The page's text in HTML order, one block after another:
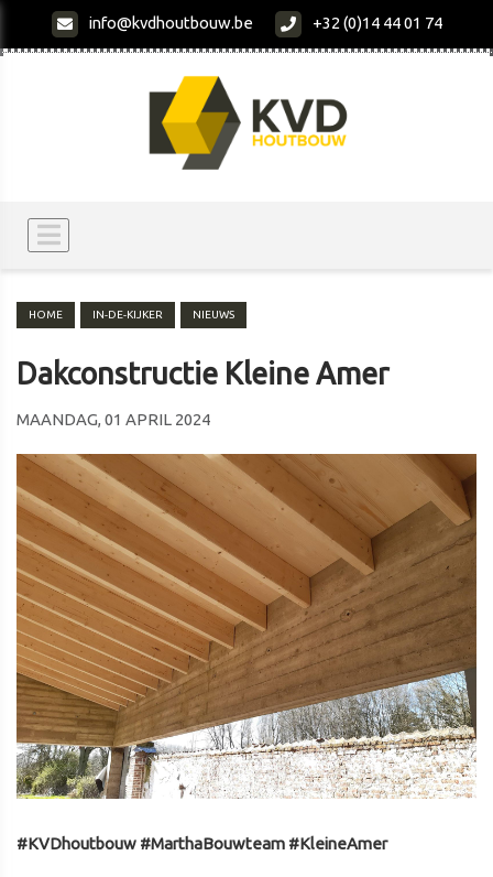
info@kvdhoutbouw.be +32 (0)14 44 01 74
HOME IN-DE-KIJKER NIEUWS
Dakconstructie Kleine Amer
MAANDAG, 01 APRIL 2024
#KVDhoutbouw #MarthaBouwteam #KleineAmer